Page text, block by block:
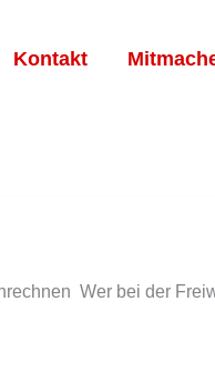
Kontakt
Wer bei der